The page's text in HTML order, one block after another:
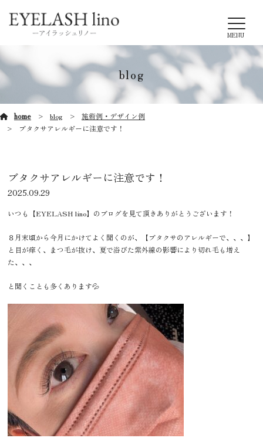
MENU
blog
home blog
施術例・デザイン例
ブタクサアレルギーに注意です！
ブタクサアレルギーに注意です！
2025.09.29
いつも【EYELASH lino】のブログを見て頂きありがとうございます！
８月末頃から今月にかけてよく聞くのが、【ブタクサのアレルギーで、、、】
と目が痒く、まつ毛が抜け、夏で浴びた紫外線の影響により切れ毛も増え
た、、、
と聞くことも多くあります💦